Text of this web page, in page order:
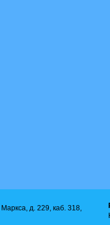
д. 229, каб. 318,